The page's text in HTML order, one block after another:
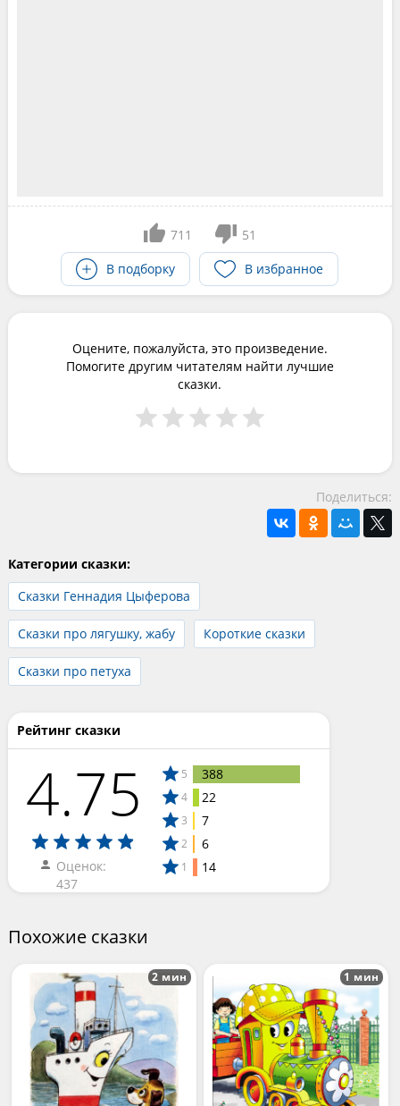
711
51
В подборку
В избранное
Оцените, пожалуйста, это произведение.
Помогите другим читателям найти лучшие
сказки.
Поделиться:
Категории сказки:
Сказки Геннадия Цыферова
Сказки про лягушку, жабу Короткие сказки
Сказки про петуха
Рейтинг сказки
4.75
Оценок:
437
5 388
4 22
3 7
2 6
1 14
Похожие сказки
2 мин 1 мин